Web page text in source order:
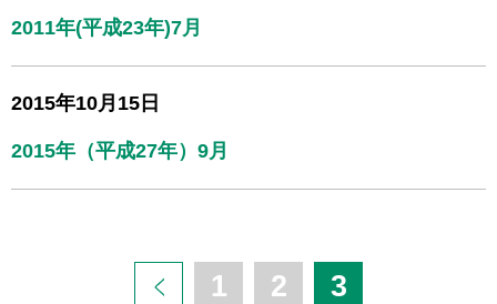
2011年(平成23年)7月
2015年10月15日
2015年（平成27年）9月
1 2 3